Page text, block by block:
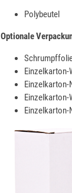
Polybeutel
Optionale
Einzelkarton-